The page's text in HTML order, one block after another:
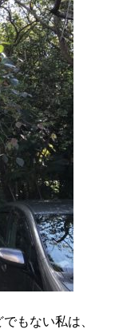
もない私は、